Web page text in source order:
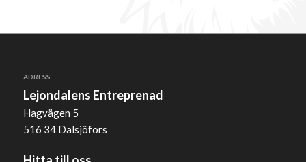
ADRESS
Lejondalens Entreprenad
Hagvägen 5
516 34 Dalsjöfors